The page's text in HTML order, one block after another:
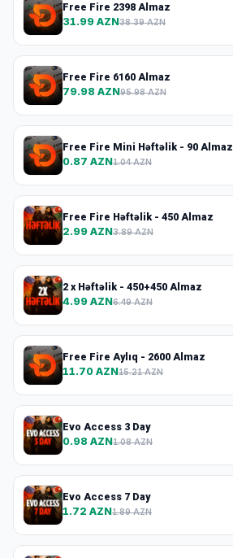
Free Fire 2398 Almaz
31.99 AZN38.39 AZN
Free Fire 6160 Almaz
79.98 AZN95.98 AZN
Free Fire Mini Həftəlik - 90 Almaz
0.87 AZN1.04 AZN
Free Fire Həftəlik - 450 Almaz
2.99 AZN3.89 AZN
2 x Həftəlik - 450+450 Almaz
4.99 AZN6.49 AZN
Free Fire Aylıq - 2600 Almaz
11.70 AZN15.21 AZN
Evo Access 3 Day
0.98 AZN1.08 AZN
Evo Access 7 Day
1.72 AZN1.89 AZN